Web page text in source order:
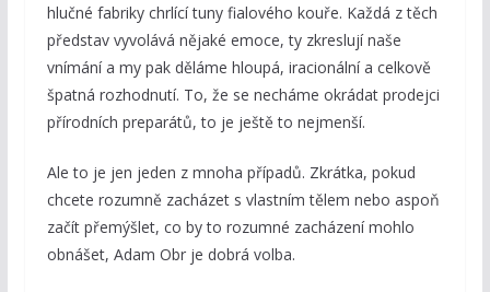
hlučné fabriky chrlící tuny fialového kouře. Každá z těch
představ vyvolává nějaké emoce, ty zkreslují naše
vnímání a my pak děláme hloupá, iracionální a celkově
špatná rozhodnutí. To, že se necháme okrádat prodejci
přírodních preparátů, to je ještě to nejmenší.
Ale to je jen jeden z mnoha případů. Zkrátka, pokud
chcete rozumně zacházet s vlastním tělem nebo aspoň
začít přemýšlet, co by to rozumné zacházení mohlo
obnášet, Adam Obr je dobrá volba.